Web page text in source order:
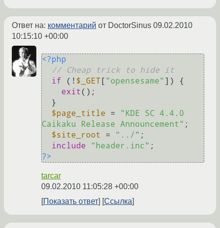
Ответ на: комментарий от DoctorSinus 09.02.2010
10:15:10 +00:00
<?php
// Cheap trick to hide it
if (! $_GET [ "opensesame" ]) {
exit ();
$page_title =
"KDE SC 4.4.0
Caikaku Release Announcement" ;
$site_root
= "../" ;
include
"header.inc"
?>
tarcar
09.02.2010 11:05:28 +00:00
Показать ответ
Ссылка